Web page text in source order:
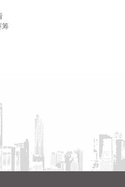
副部长兼水利部副部长陈敏主持
江、贵州、云南、海南等地局地仍
格150.8元/股。 通宇通讯澄清：佳
合作关系。 3连板博杰股份：澄
务情况。 宝鼎科技：公司电子铜箔
领域。 百合花：2025年光刻胶颜料
。 *ST萃华：公司股票存在可
山西焦煤：因发生安全生产事故，
：拟收购昆吾半导体和尤品新材料